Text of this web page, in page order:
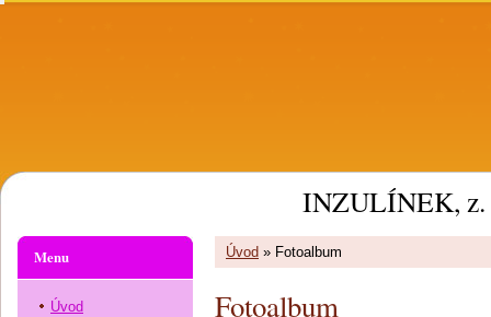
INZULÍNEK, z.
Úvod » Fotoalbum
Fotoalbum
Menu
Úvod